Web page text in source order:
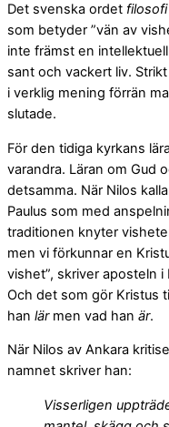
Det svenska ordet filosofi
som betyder ”vän av
inte främst en
sant och vackert liv.
i verklig mening förrän
slutade.
För den tidiga kyrkans
varandra. Läran om Gud
detsamma. När Nilos
Paulus som med
traditionen knyter
men vi förkunnar en
vishet”, skriver aposteln
Och det som gör Kristus
han lärmen vad han är.
När Nilos av Ankara
namnet skriver han:
Visserligen